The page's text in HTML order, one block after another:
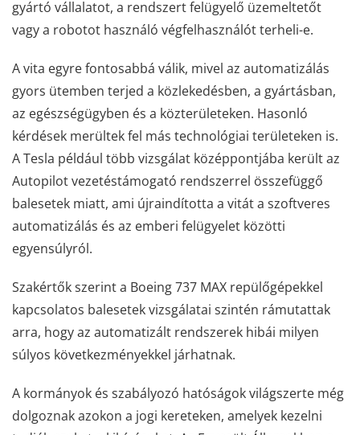
gyártó vállalatot, a rendszert felügyelő üzemeltetőt
vagy a robotot használó végfelhasználót terheli-e.
A vita egyre fontosabbá válik, mivel az automatizálás
gyors ütemben terjed a közlekedésben, a gyártásban,
az egészségügyben és a közterületeken. Hasonló
kérdések merültek fel más technológiai területeken is.
A Tesla például több vizsgálat középpontjába került az
Autopilot vezetéstámogató rendszerrel összefüggő
balesetek miatt, ami újraindította a vitát a szoftveres
automatizálás és az emberi felügyelet közötti
egyensúlyról.
Szakértők szerint a Boeing 737 MAX repülőgépekkel
kapcsolatos balesetek vizsgálatai szintén rámutattak
arra, hogy az automatizált rendszerek hibái milyen
súlyos következményekkel járhatnak.
A kormányok és szabályozó hatóságok világszerte még
dolgoznak azokon a jogi kereteken, amelyek kezelni